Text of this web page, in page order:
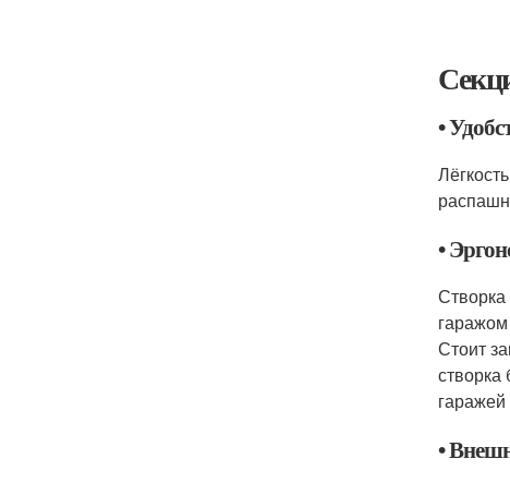
•
•
Створка
Стоит
створка
•